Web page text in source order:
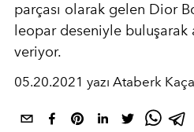
parçası olarak gelen Dior
leopar deseniyle buluşarak
veriyor.
05.20.2021 yazı Ataberk